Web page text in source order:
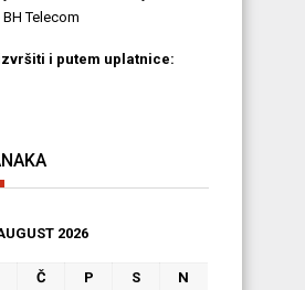
Telecom
i putem uplatnice:
2026
Č P S
N